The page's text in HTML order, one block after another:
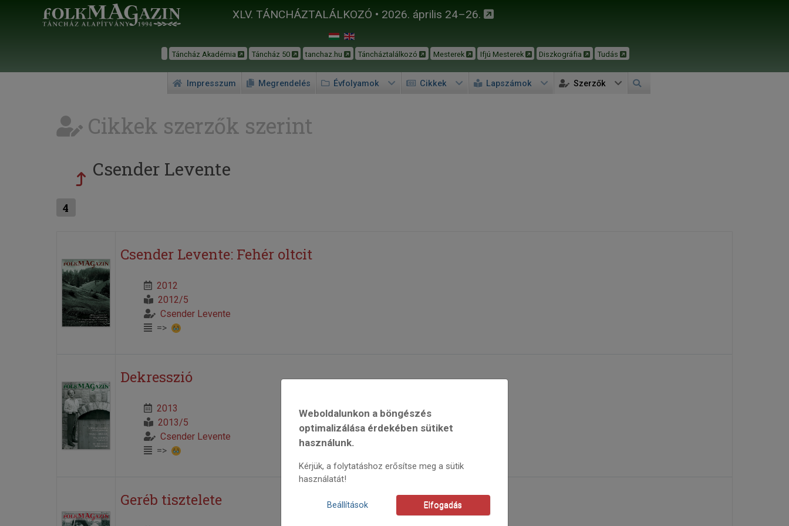
XLV. TÁNCHÁZTALÁLKOZÓ • 2026. április 24–26.
Táncház Akadémia Táncház 50 tanchaz.hu Táncháztalálkozó Mesterek Ifjú Mesterek Diszkográfia Tudás
Impresszum Megrendelés Évfolyamok Cikkek Lapszámok Szerzők
Cikkek szerzők szerint
Csender Levente
4
Csender Levente: Fehér oltcit
2012
2012/5
Csender Levente
=>
Dekresszió
2013
2013/5
Csender Levente
=>
Geréb tisztelete
Weboldalunkon a böngészés
optimalizálása érdekében sütiket
használunk.
Kérjük, a folytatáshoz erősítse meg a sütik
használatát!
Beállítások Elfogadás